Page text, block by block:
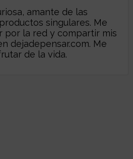
amante de las
singulares. Me
por la red y compartir mis
dejadepensar.com. Me
de la vida.